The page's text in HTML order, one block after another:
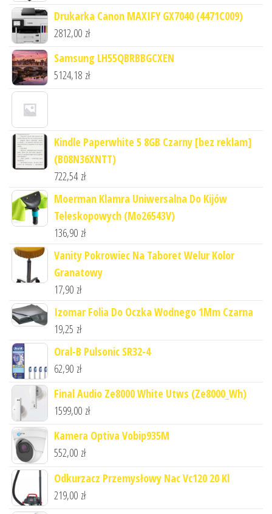
Drukarka Canon MAXIFY GX7040 (4471C009)
2812,00 zł
Samsung LH55QBRBBGCXEN
5124,18 zł
Kindle Paperwhite 5 8GB Czarny [bez reklam]
(B08N36XNTT)
722,54 zł
Moerman Klamra Uniwersalna Do Kijów
Teleskopowych (Mo26543V)
136,90 zł
Vanity Pokrowiec Na Taboret Welur Kolor
Granatowy
17,90 zł
Izomar Folia Do Oczka Wodnego 1Mm Czarna
19,25 zł
Oral-B Pulsonic SR32-4
62,90 zł
Final Audio Ze8000 White Utws (Ze8000_Wh)
1599,00 zł
Kamera Optiva Vobip935M
552,00 zł
Odkurzacz Przemysłowy Nac Vc120 20 Kl
219,00 zł